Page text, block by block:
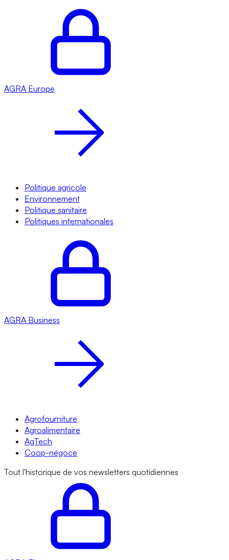
AGRA Europe
Politique agricole
Environnement
Politique sanitaire
Politiques internationales
AGRA Business
Agrofourniture
Agroalimentaire
AgTech
Coop-négoce
Tout l'historique de vos newsletters quotidiennes